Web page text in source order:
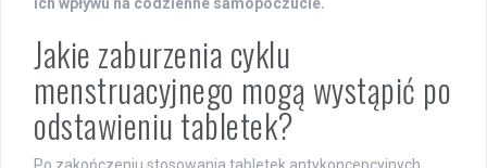
Jakie zaburzenia cyklu
menstruacyjnego mogą wystąpić po
odstawieniu tabletek?